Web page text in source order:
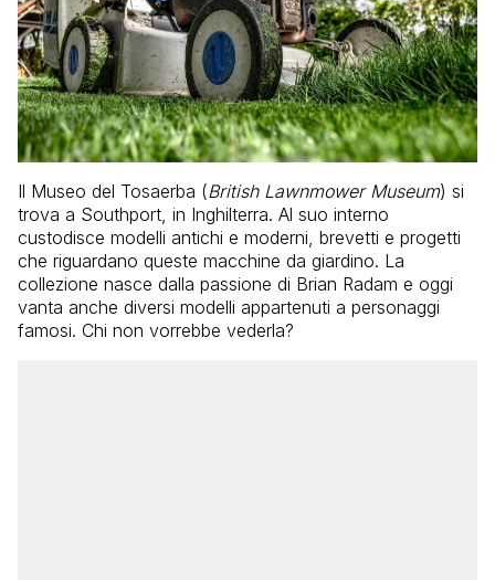
Il Museo del Tosaerba (British Lawnmower Museum) si
trova a Southport, in Inghilterra. Al suo interno
custodisce modelli antichi e moderni, brevetti e progetti
che riguardano queste macchine da giardino. La
collezione nasce dalla passione di Brian Radam e oggi
vanta anche diversi modelli appartenuti a personaggi
famosi. Chi non vorrebbe vederla?